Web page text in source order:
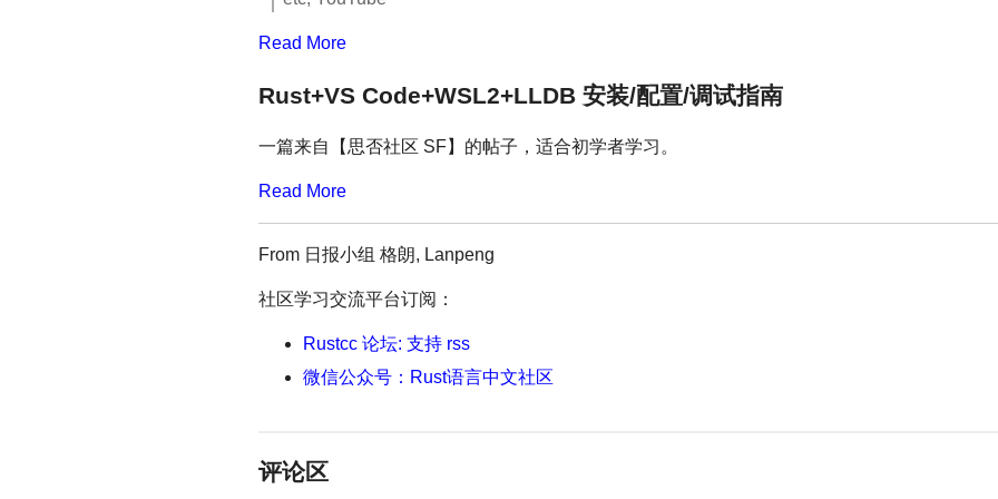
Read More
Rust+VS Code+WSL2+LLDB 安装/配置/调试指南
一篇来自【思否社区 SF】的帖子，适合初学者学习。
Read More
From 日报小组 格朗, Lanpeng
社区学习交流平台订阅：
Rustcc 论坛: 支持 rss
微信公众号：Rust语言中文社区
评论区